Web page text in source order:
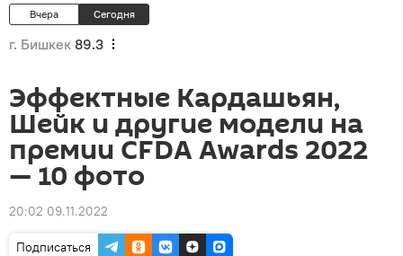
Вчера Сегодня
г. Бишкек 89.3
Эффектные Кардашьян,
Шейк и другие модели на
премии CFDA Awards 2022
— 10 фото
20:02 09.11.2022
Подписаться